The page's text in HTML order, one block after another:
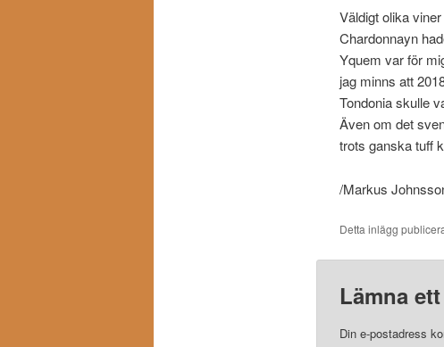
Väldigt olika
Chardonnayn
Yquem var för
jag minns att
Tondonia skulle
Även om det
trots ganska tuff
/Markus
Detta inlägg
Lämna
Din e-postadress